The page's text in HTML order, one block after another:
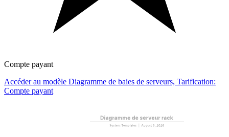
Compte payant
Accéder au modèle Diagramme de baies de serveurs, Tarification:
Compte payant